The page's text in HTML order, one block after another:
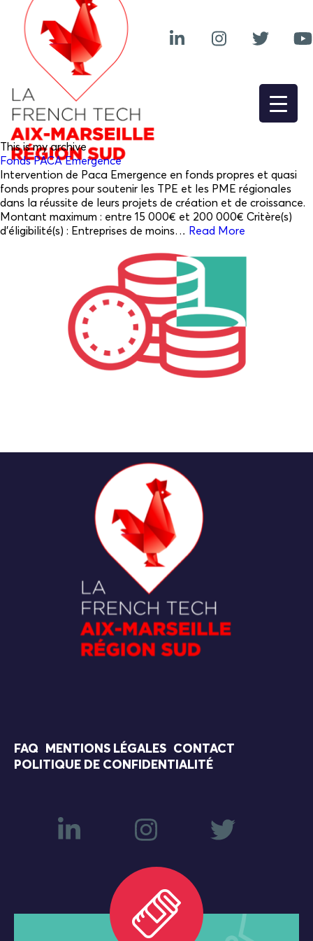
This is my archive
Fonds PACA Emergence
Intervention de Paca Emergence en fonds propres et quasi
fonds propres pour soutenir les TPE et les PME régionales
dans la réussite de leurs projets de création et de croissance.
Montant maximum : entre 15 000€ et 200 000€ Critère(s)
d’éligibilité(s) : Entreprises de moins… Read More
FAQ MENTIONS LÉGALES
CONTACT
POLITIQUE DE CONFIDENTIALITÉ